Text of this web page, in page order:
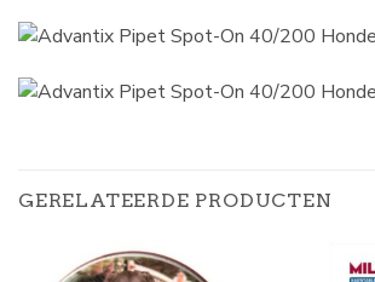
GERELATEERDE PRODUCTEN